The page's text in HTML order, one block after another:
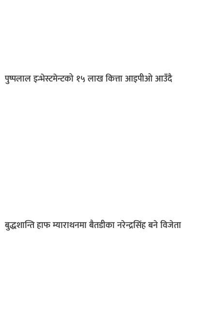
पुष्पलाल इन्भेस्टमेन्टको १५ लाख कित्ता आइपीओ आउँदै
बुद्धशान्ति हाफ म्याराथनमा बैतडीका नरेन्द्रसिंह बने विजेता